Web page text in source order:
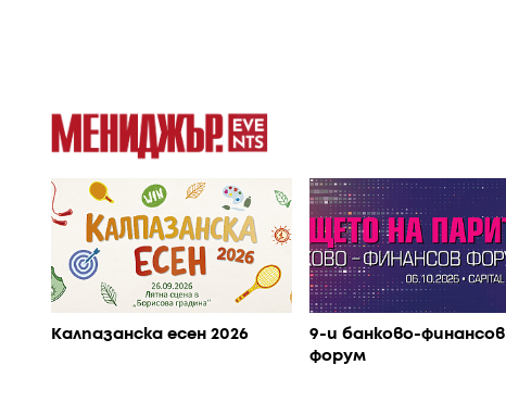
Калпазанска есен 2026
9-и банково-финансов
форум